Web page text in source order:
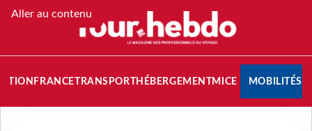
Aller au contenu
FRANCETRANSPORT HÉBERGEMENTMICE MOBILITÉS